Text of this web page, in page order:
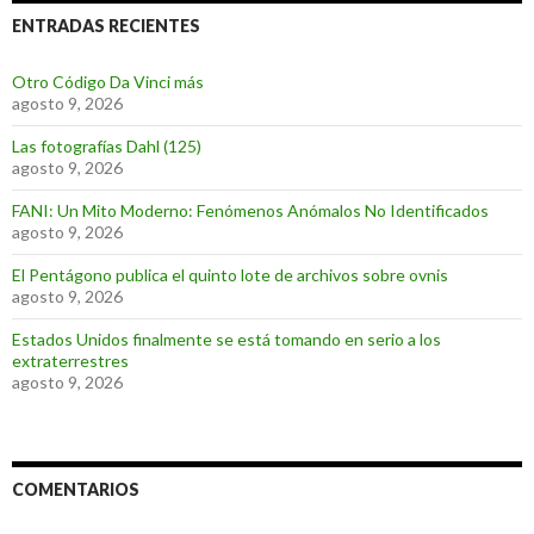
ENTRADAS RECIENTES
Otro Código Da Vinci más
agosto 9, 2026
Las fotografías Dahl (125)
agosto 9, 2026
FANI: Un Mito Moderno: Fenómenos Anómalos No Identificados
agosto 9, 2026
El Pentágono publica el quinto lote de archivos sobre ovnis
agosto 9, 2026
Estados Unidos finalmente se está tomando en serio a los
extraterrestres
agosto 9, 2026
COMENTARIOS